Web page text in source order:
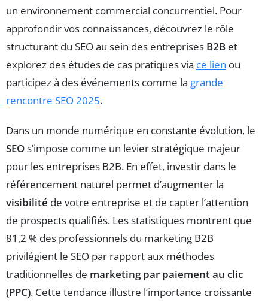
un environnement commercial concurrentiel. Pour
approfondir vos connaissances, découvrez le rôle
structurant du SEO au sein des entreprises B2B et
explorez des études de cas pratiques via ce lien ou
participez à des événements comme la grande
rencontre SEO 2025.
Dans un monde numérique en constante évolution, le
SEOs’impose comme un levier stratégique majeur
pour les entreprises B2B. En effet, investir dans le
référencement naturel permet d’augmenter la
visibilité de votre entreprise et de capter l’attention
de prospects qualifiés. Les statistiques montrent que
81,2 % des professionnels du marketing B2B
privilégient le SEO par rapport aux méthodes
traditionnelles de marketing par paiement au clic
(PPC). Cette tendance illustre l’importance croissante